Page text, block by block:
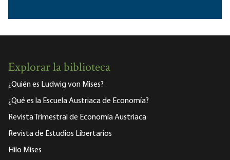
Explorar la biblioteca
¿Quién es Ludwig von Mises?
¿Qué es la Escuela Austriaca de Economía?
Revista Trimestral de Economía Austriaca
Revista de Estudios Libertarios
Hilo Mises